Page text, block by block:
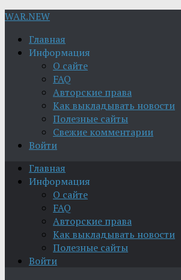
WAR.NEW
Главная
Информация
О сайте
FAQ
Авторские права
Как выкладывать новости
Полезные сайты
Свежие комментарии
Войти
Главная
Информация
О сайте
FAQ
Авторские права
Как выкладывать новости
Полезные сайты
Войти